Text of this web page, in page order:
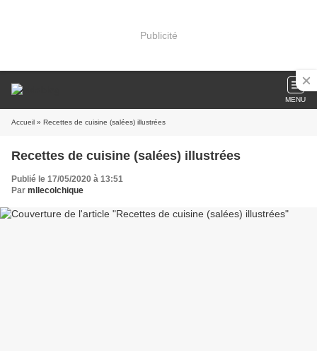
Publicité
MENU
Accueil » Recettes de cuisine (salées) illustrées
Recettes de cuisine (salées) illustrées
Publié le 17/05/2020 à 13:51
Par mllecolchique